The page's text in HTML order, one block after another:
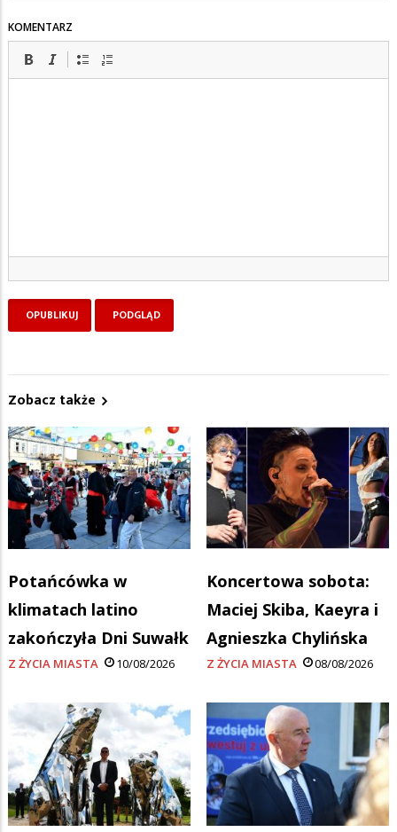
KOMENTARZ
Zobacz także
Potańcówka w
klimatach latino
zakończyła Dni Suwałk
Z ŻYCIA MIASTA 10/08/2026
Koncertowa sobota:
Maciej Skiba, Kaeyra i
Agnieszka Chylińska
Z ŻYCIA MIASTA 08/08/2026